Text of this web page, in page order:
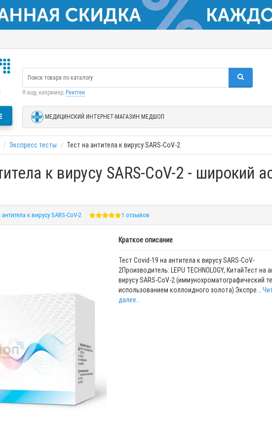
Я ищу, например, Рентген
МЕДИЦИНСКИЙ ИНТЕРНЕТ-МАГАЗИН МЕДШОП
Экспресс тесты Тест на антитела к вирусу SARS-CoV-2
к вирусу SARS-CoV-2 - широкий
антитела к вирусу SARS-CoV-2 1 отзывов
Краткое описание
Тест Covid-19 на антитела к вирусу SARS-CoV-
2Производитель: LEPU TECHNOLOGY, КитайТест на
вирусу SARS-CoV-2 (иммунохроматографический
использованием коллоидного золота).Экспре...
далее...